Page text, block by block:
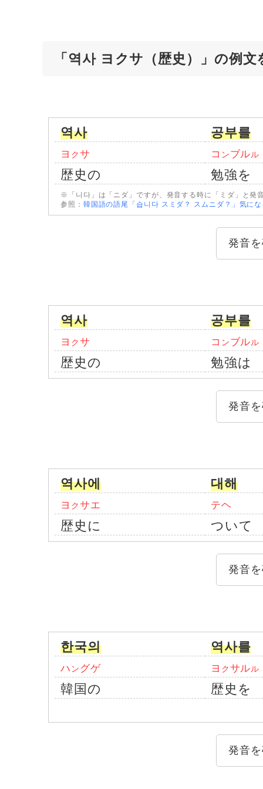
「역사 ヨクサ（歴史）」の例
역사 공부를
ヨ クサ コ ンブルル
歴史の 勉強を
※「니다」は「ニダ」ですが、発音する時に「ミダ」と発
参照： 韓国語の語尾「습니다 スミダ？ スムニダ？」気に
発音
역사 공부를
ヨ クサ コ ンブルル
歴史の 勉強は
発音
역사에 대해
ヨ クサエ テヘ
歴史に ついて
発音
한국의 역사를
ハ ン グゲ ヨ クサルル
韓国の 歴史を
発音